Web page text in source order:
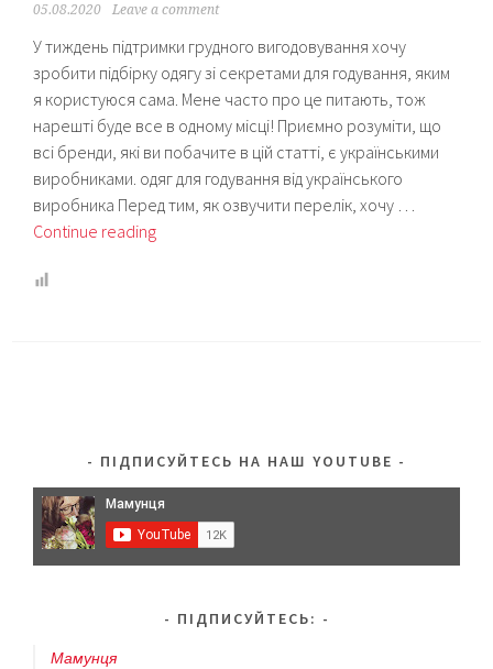
05.08.2020 Leave a comment
У тиждень підтримки грудного вигодовування хочу
зробити підбірку одягу зі секретами для годування, яким
я користуюся сама. Мене часто про це питають, тож
нарешті буде все в одному місці! Приємно розуміти, що
всі бренди, які ви побачите в цій статті, є українськими
виробниками. одяг для годування від українського
виробника Перед тим, як озвучити перелік, хочу …
Continue readingОдяг
часом
ПІДПИСУЙТЕСЬ НА НАШ YOUTUBE
ПІДПИСУЙТЕСЬ:
Мамунця